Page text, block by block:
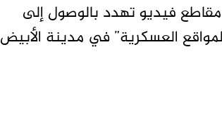
فيديو تهدد بالوصول إلى
العسكرية” في مدينة الأبيض